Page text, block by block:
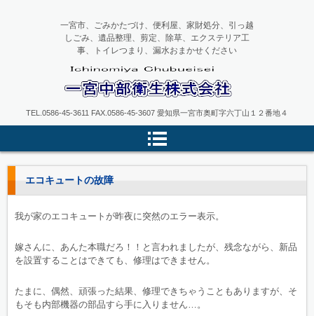
一宮中部衛生
一宮市、ごみかたづけ、便利屋、家財処分、引っ越
しごみ、遺品整理、剪定、除草、エクステリア工
事、トイレつまり、漏水おまかせください
TEL.0586-45-3611 FAX.0586-45-3607 愛知県一宮市奥町字六丁山１２番地４
エコキュートの故障
我が家のエコキュートが昨夜に突然のエラー表示。
嫁さんに、あんた本職だろ！！と言われましたが、残念ながら、新品
を設置することはできても、修理はできません。
たまに、偶然、頑張った結果、修理できちゃうこともありますが、そ
もそも内部機器の部品すら手に入りません…。